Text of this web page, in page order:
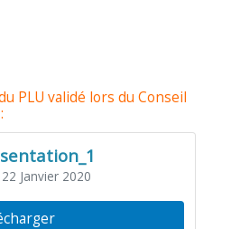
PLU validé lors du Conseil
Janvier 2020